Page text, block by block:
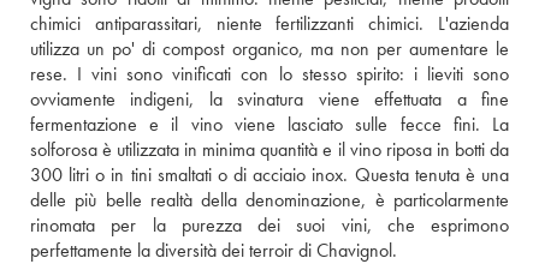
chimici antiparassitari, niente fertilizzanti chimici. L'azienda
utilizza un po' di compost organico, ma non per aumentare le
rese. I vini sono vinificati con lo stesso spirito: i lieviti sono
ovviamente indigeni, la svinatura viene effettuata a fine
fermentazione e il vino viene lasciato sulle fecce fini. La
solforosa è utilizzata in minima quantità e il vino riposa in botti da
300 litri o in tini smaltati o di acciaio inox. Questa tenuta è una
delle più belle realtà della denominazione, è particolarmente
rinomata per la purezza dei suoi vini, che esprimono
perfettamente la diversità dei terroir di Chavignol.